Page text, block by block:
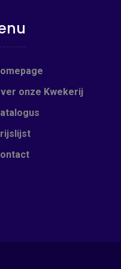
onze Kwekerij